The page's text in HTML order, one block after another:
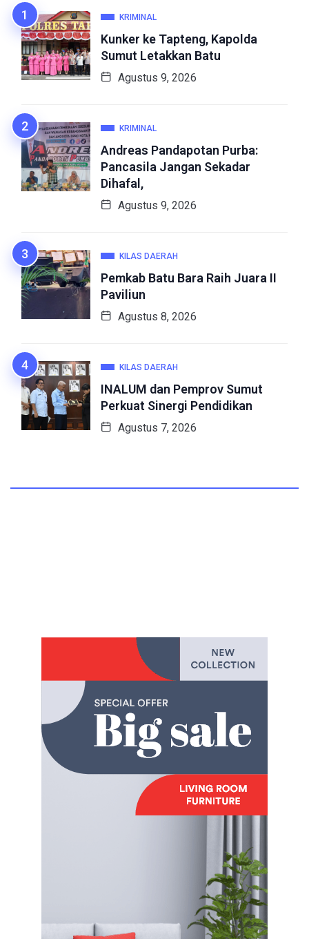
KRIMINAL
Kunker ke Tapteng, Kapolda
Sumut Letakkan Batu
Agustus 9, 2026
KRIMINAL
Andreas Pandapotan Purba:
Pancasila Jangan Sekadar
Dihafal,
Agustus 9, 2026
KILAS DAERAH
Pemkab Batu Bara Raih Juara II
Paviliun
Agustus 8, 2026
KILAS DAERAH
INALUM dan Pemprov Sumut
Perkuat Sinergi Pendidikan
Agustus 7, 2026